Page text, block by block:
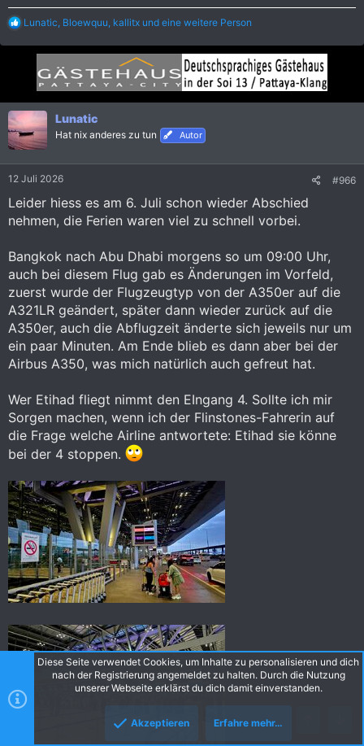
R
a
o
n
e
n
:
Lunatic, Bloewquu, kallitx und eine weitere Person
Lunatic
Hat nix anderes zu tun Autor
12 Juli 2026 #966
Leider hiess es am 6. Juli schon wieder Abschied
nehmen, die Ferien waren viel zu schnell vorbei.
Bangkok nach Abu Dhabi morgens so um 09:00 Uhr,
auch bei diesem Flug gab es Änderungen im Vorfeld,
zuerst wurde der Flugzeugtyp von der A350er auf die
A321LR geändert, später dann wieder zurück auf die
A350er, auch die Abflugzeit änderte sich jeweils nur um
ein paar Minuten. Am Ende blieb es dann aber bei der
Airbus A350, was mich natürlich auch gefreut hat.
Wer Etihad fliegt nimmt den EIngang 4. Sollte ich mir
Sorgen machen, wenn ich der Flinstones-Fahrerin auf
die Frage welche Airline antwortete: Etihad sie könne
bei der 4 stoppen.
Diese Seite verwendet Cookies, um Inhalte zu personalisieren und dich
nach der Registrierung angemeldet zu halten. Durch die Nutzung
unserer Webseite erklärst du dich damit einverstanden.
Akzeptieren Erfahre mehr…